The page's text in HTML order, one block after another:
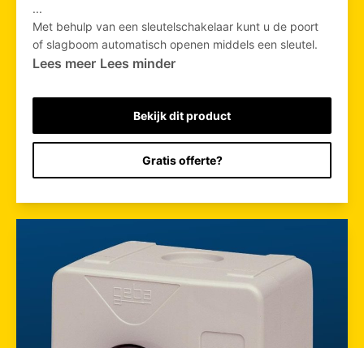
...
Met behulp van een sleutelschakelaar kunt u de poort
of slagboom automatisch openen middels een sleutel.
Lees meer Lees minder
Bekijk dit product
Gratis offerte?